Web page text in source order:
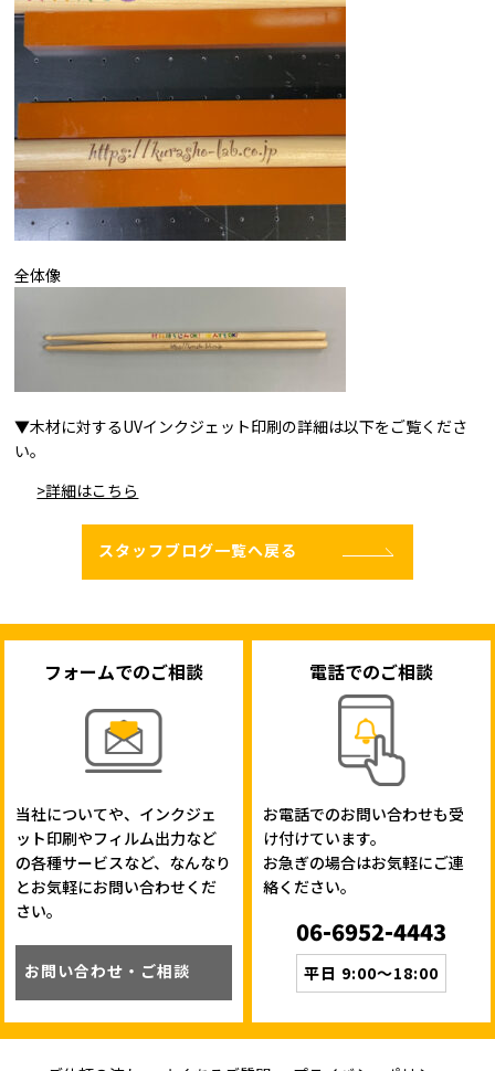
全体像
▼木材に対するUVインクジェット印刷の詳細は以下をご覧くださ
い。
>詳細はこちら
スタッフブログ一覧へ戻る
フォームでのご相談
当社についてや、インクジェ
ット印刷やフィルム出力など
の各種サービスなど、なんなり
とお気軽にお問い合わせくだ
さい。
お問い合わせ・ご相談
電話でのご相談
お電話でのお問い合わせも受
け付けています。
お急ぎの場合はお気軽にご連
絡ください。
06-6952-4443
平日 9:00～18:00